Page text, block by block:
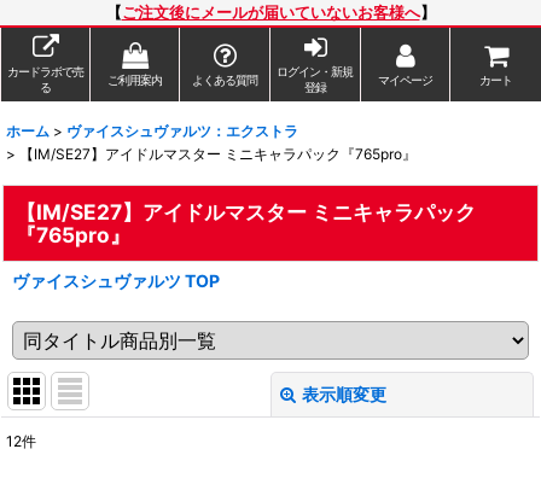
【ご注文後にメールが届いていないお客様へ】
カードラボで売
る
ご利用案内 よくある質問
ログイン・新規
登録
マイページ カート
ホーム > ヴァイスシュヴァルツ：エクストラ
>
【IM/SE27】アイドルマスター ミニキャラパック『765pro』
【IM/SE27】アイドルマスター ミニキャラパック
『765pro』
ヴァイスシュヴァルツ TOP
表示順変更
12件